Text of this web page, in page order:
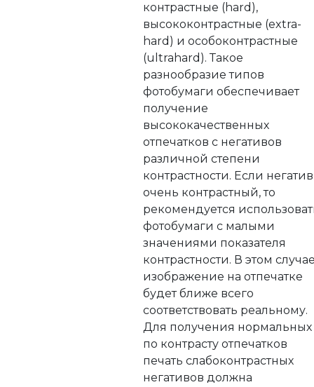
контрастные (hard),
высококонтрастные (extra-
hard) и особоконтрастные
(ultrahard). Такое
разнообразие типов
фотобумаги обеспечивает
получение
высококачественных
отпечатков с негативов
различной степени
контрастности. Если негатив
очень контрастный, то
рекомендуется
фотобумаги с малыми
значениями показателя
контрастности. В этом
изображение на отпечатке
будет ближе всего
соответствовать реальному.
Для получения нормальных
по контрасту отпечатков
печать слабоконтрастных
негативов должна